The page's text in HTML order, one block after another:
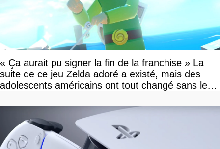
« Ça aurait pu signer la fin de la franchise » La
suite de ce jeu Zelda adoré a existé, mais des
adolescents américains ont tout changé sans le